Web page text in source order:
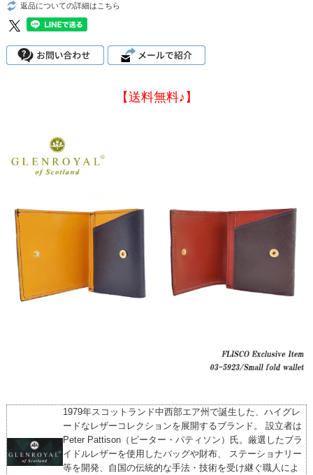
返品についての詳細はこちら
【送料無料♪】
1979年スコットランド中西部エア州で誕生した、ハイグレ
ードなレザーコレクションを展開するブランド。 設立者は
Peter Pattison（ピーター・パティソン）氏。厳選したブラ
イドルレザーを使用したバッグや財布、 ステーショナリー
等を開発、自国の伝統的な手法・技術を受け継ぐ職人によ